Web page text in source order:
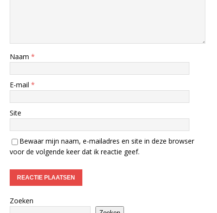
Naam *
E-mail *
Site
Bewaar mijn naam, e-mailadres en site in deze browser
voor de volgende keer dat ik reactie geef.
Zoeken